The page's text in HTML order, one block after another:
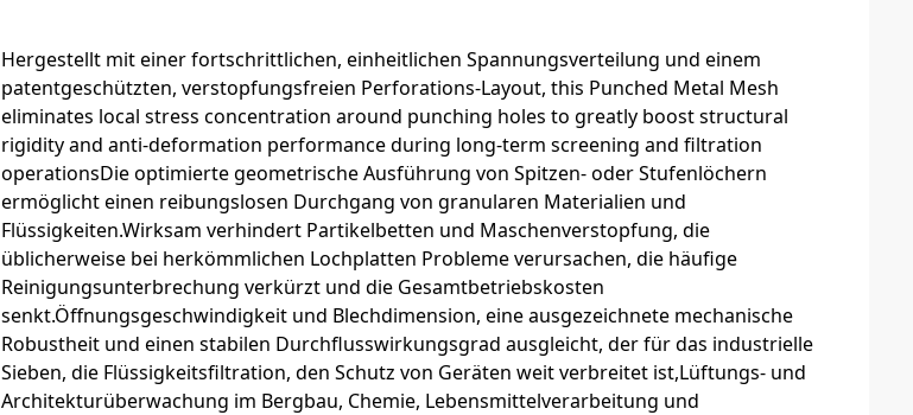
Hergestellt mit einer fortschrittlichen, einheitlichen Spannungsverteilung und einem
patentgeschützten, verstopfungsfreien Perforations-Layout, this Punched Metal Mesh
eliminates local stress concentration around punching holes to greatly boost structural
rigidity and anti-deformation performance during long-term screening and filtration
operationsDie optimierte geometrische Ausführung von Spitzen- oder Stufenlöchern
ermöglicht einen reibungslosen Durchgang von granularen Materialien und
Flüssigkeiten.Wirksam verhindert Partikelbetten und Maschenverstopfung, die
üblicherweise bei herkömmlichen Lochplatten Probleme verursachen, die häufige
Reinigungsunterbrechung verkürzt und die Gesamtbetriebskosten
senkt.Öffnungsgeschwindigkeit und Blechdimension, eine ausgezeichnete mechanische
Robustheit und einen stabilen Durchflusswirkungsgrad ausgleicht, der für das industrielle
Sieben, die Flüssigkeitsfiltration, den Schutz von Geräten weit verbreitet ist,Lüftungs- und
Architekturüberwachung im Bergbau, Chemie, Lebensmittelverarbeitung und